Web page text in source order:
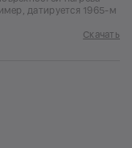
датируется 1965-м
Скачать